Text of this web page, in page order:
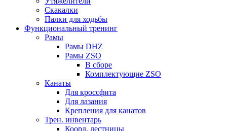
Скакалки
Палки для ходьбы
Функциональный тренинг
Рамы
Рамы DHZ
Рамы ZSO
В сборе
Комплектующие ZSO
Канаты
Для кроссфита
Для лазания
Крепления для канатов
Трен. инвентарь
Коорд. лестницы